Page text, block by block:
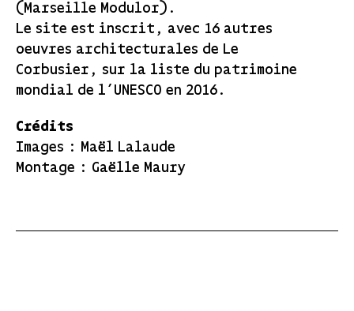
(Marseille Modulor).
Le site est inscrit, avec 16 autres
oeuvres architecturales de Le
Corbusier, sur la liste du patrimoine
mondial de l’UNESCO en 2016.
Crédits
Images :
Maël Lalaude
Montage : Gaëlle Maury